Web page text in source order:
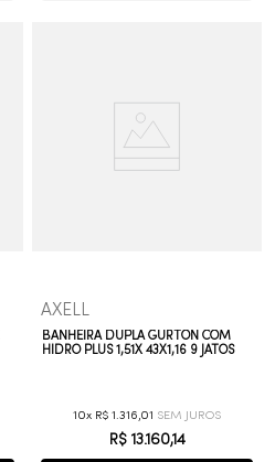
AXELL
BANHEIRA DUPLA GURTON COM
HIDRO PLUS 1,51X 43X1,16 9 JATOS
10 R$ 1.316,01
R$ 13.160,14